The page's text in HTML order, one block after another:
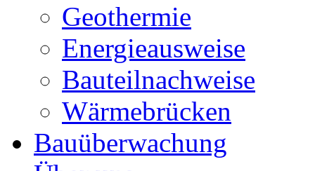
Geothermie
Energieausweise
Bauteilnachweise
Wärmebrücken
Bauüberwachung